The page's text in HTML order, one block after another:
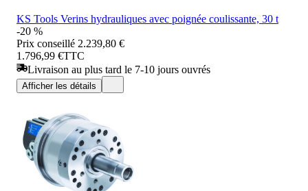
KS Tools Verins hydrauliques avec poignée coulissante, 30 t
-20 %
Prix conseillé 2.239,80 €
1.796,99 €TTC
Livraison au plus tard le 7-10 jours ouvrés
Afficher les détails